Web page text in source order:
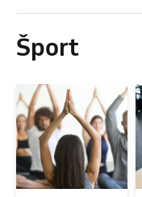
Šport